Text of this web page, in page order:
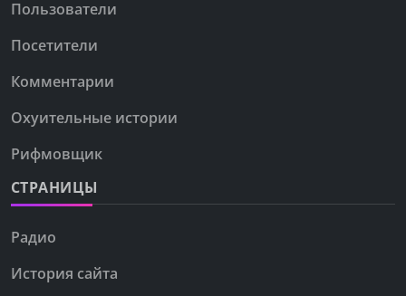
Пользователи
Посетители
Комментарии
Охуительные истории
Рифмовщик
СТРАНИЦЫ
Радио
История сайта